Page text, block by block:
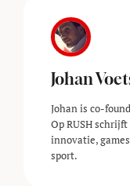
Johan
Johan is co-
Op RUSH
innovatie,
sport.